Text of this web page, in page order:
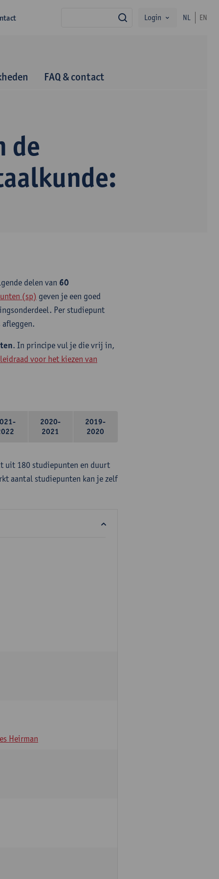
zoekLogin NL EN
FAQ & contact
de
delen van 60
(sp) geven je een goed
Per studiepunt
afleggen.
. In principe vul je die vrij in,
leidraad voor het kiezen van
2020-
2021
2019-
2020
uit 180 studiepunten en duurt
aantal studiepunten kan je zelf
Heirman